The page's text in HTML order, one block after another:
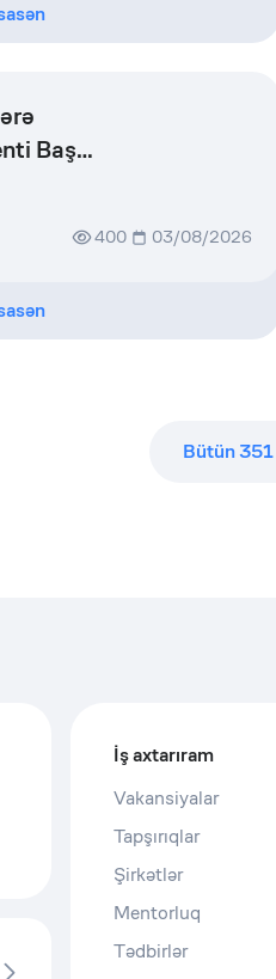
Baş
400 03/08/2026
Bütün351
İş axtarıram
Vakansiyalar
Tapşırıqlar
Şirkətlər
Mentorluq
Tədbirlər